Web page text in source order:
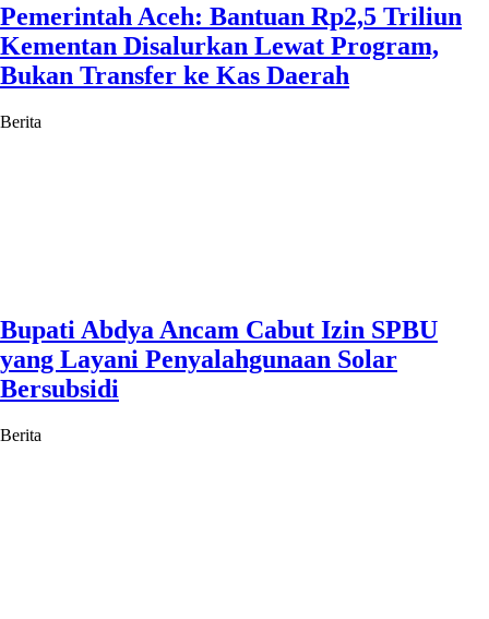
Pemerintah Aceh: Bantuan Rp2,5 Triliun
Kementan Disalurkan Lewat Program,
Bukan Transfer ke Kas Daerah
Berita
Bupati Abdya Ancam Cabut Izin SPBU
yang Layani Penyalahgunaan Solar
Bersubsidi
Berita